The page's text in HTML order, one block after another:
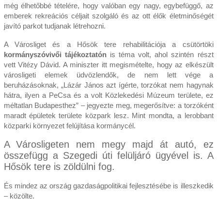
még élhetőbbé tételére, hogy valóban egy nagy, egybefüggő, az
emberek rekreációs céljait szolgáló és az ott élők életminőségét
javító parkot tudjanak létrehozni.
A Városliget és a Hősök tere rehabilitációja a csütörtöki
kormányszóvivői tájékoztatónis téma volt, ahol szintén részt
vett Vitézy Dávid. A miniszter itt megismételte, hogy az elkészült
városligeti elemek üdvözlendők, de nem lett vége a
beruházásoknak, „Lázár János azt ígérte, torzókat nem hagynak
hátra, ilyen a PeCsa és a volt Közlekedési Múzeum területe, ez
méltatlan Budapesthez” – jegyezte meg, megerősítve: a torzóként
maradt épületek területe közpark lesz. Mint mondta, a lerobbant
közparki környezet felújítása kormánycél.
A Városligeten nem megy majd át autó, ez
összefügg a Szegedi úti felüljáró ügyével is. A
Hősök tere is zöldülni fog.
És mindez az ország gazdaságpolitikai fejlesztésébe is illeszkedik
– közölte.